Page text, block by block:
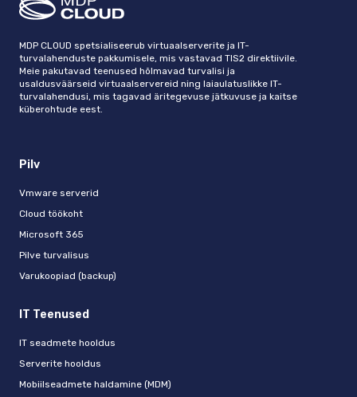
MDP CLOUD spetsialiseerub virtuaalserverite ja IT-
turvalahenduste pakkumisele, mis vastavad TIS2 direktiivile.
Meie pakutavad teenused hõlmavad turvalisi ja
usaldusväärseid virtuaalservereid ning laiaulatuslikke IT-
turvalahendusi, mis tagavad äritegevuse jätkuvuse ja kaitse
küberohtude eest.
Pilv
Vmware serverid
Cloud töökoht
Microsoft 365
Pilve turvalisus
Varukoopiad (backup)
IT Teenused
IT seadmete hooldus
Serverite hooldus
Mobiilseadmete haldamine (MDM)